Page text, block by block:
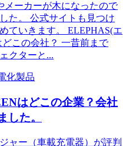
メーカーが木になったので
た。 公式サイトも見つけ
ていきます。 ELEPHAS(エ
どこの会社？ 一昔前まで
クターと...
化製品
はどこの企業？会社
した。
ャー（車載充電器）が評判